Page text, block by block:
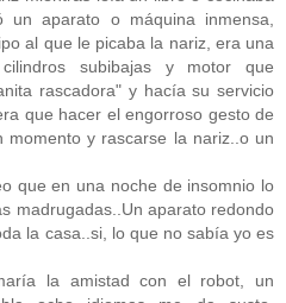
un aparato o máquina inmensa,
al que le picaba la nariz, era una
subibajas y motor que
rascadora" y hacía su servicio
que hacer el engorroso gesto de
momento y rascarse la nariz..o un
que en una noche de insomnio lo
madrugadas..Un aparato redondo
la casa..si, lo que no sabía yo es
la amistad con el robot, un